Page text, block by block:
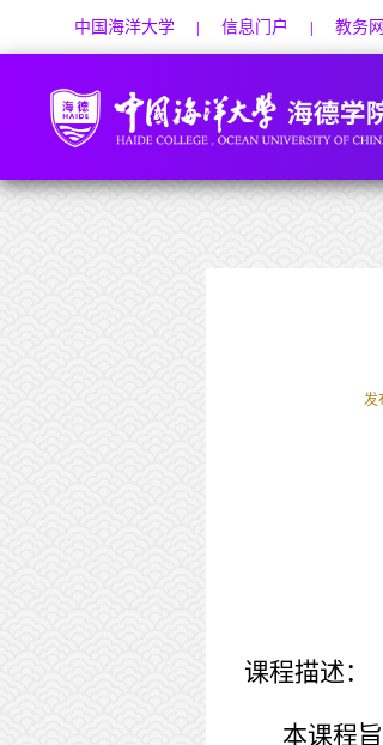
中国海洋大学 | 信息门户 | 教务网
发
课程描述：
本课程